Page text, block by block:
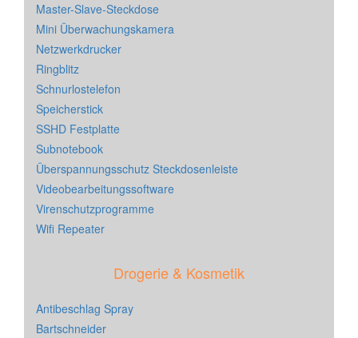
Master-Slave-Steckdose
Mini Überwachungskamera
Netzwerkdrucker
Ringblitz
Schnurlostelefon
Speicherstick
SSHD Festplatte
Subnotebook
Überspannungsschutz Steckdosenleiste
Videobearbeitungssoftware
Virenschutzprogramme
Wifi Repeater
Drogerie & Kosmetik
Antibeschlag Spray
Bartschneider